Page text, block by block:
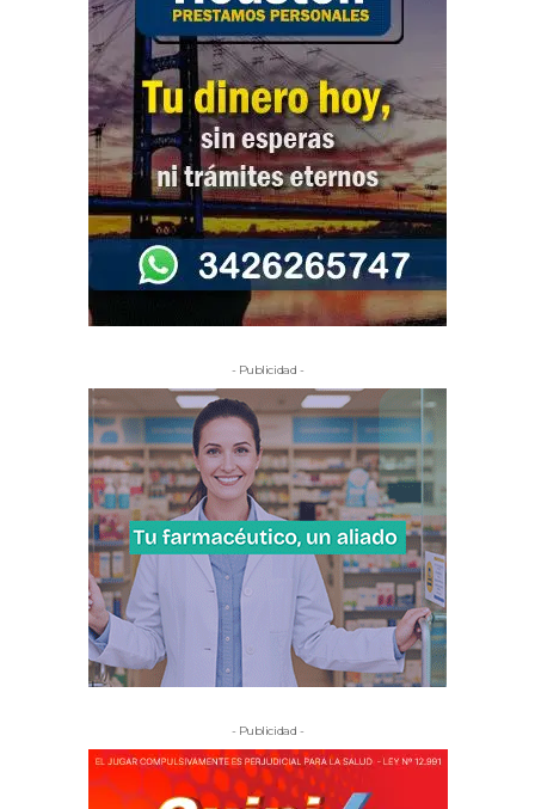
- Publicidad -
- Publicidad -